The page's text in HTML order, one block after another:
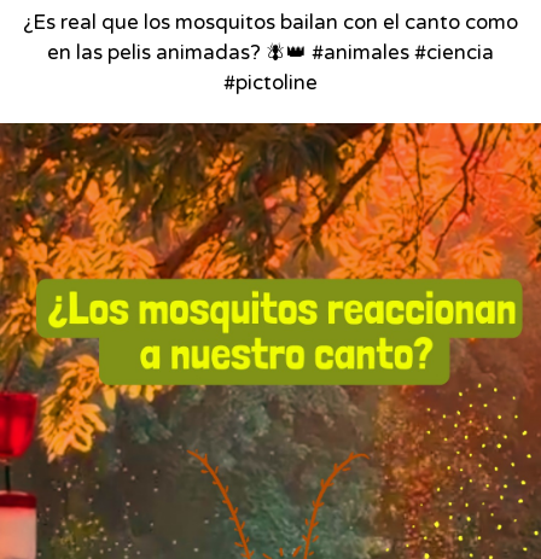
¿Es real que los mosquitos bailan con el canto como
en las pelis animadas? 🪰👑 #animales #ciencia
#pictoline